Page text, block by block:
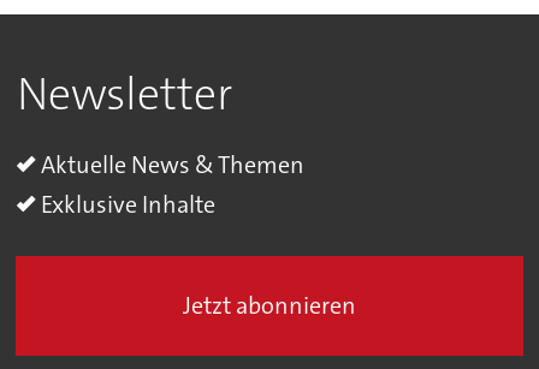
Newsletter
Aktuelle News & Themen
Exklusive Inhalte
Jetzt abonnieren